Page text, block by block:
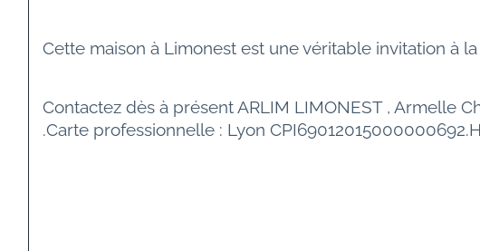
Cette maison à Limonest est une véritable invitation à
Contactez dès à présent ARLIM LIMONEST , Armelle
.Carte professionnelle : Lyon